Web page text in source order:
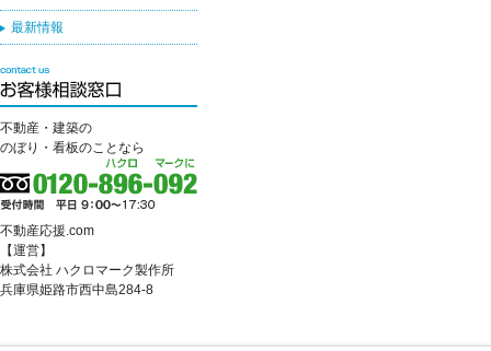
最新情報
不動産・建築の
のぼり・看板のことなら
不動産応援.com
【運営】
株式会社 ハクロマーク製作所
兵庫県姫路市西中島284-8